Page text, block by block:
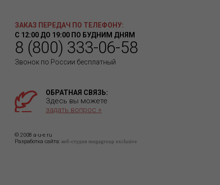
ЗАКАЗ ПЕРЕДАЧ ПО ТЕЛЕФОНУ:
С 12:00 ДО 19:00 ПО БУДНИМ ДНЯМ
8 (800) 333-06-58
Звонок по России бесплатный
ОБРАТНАЯ СВЯЗЬ:
Здесь вы можете
задать вопрос »
© 2008 a-u-e.ru
Разработка сайта: веб-студия megagroup exclusive